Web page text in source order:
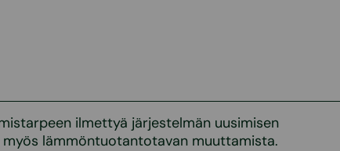
ilmettyä järjestelmän uusimisen
lämmöntuotantotavan muuttamista.